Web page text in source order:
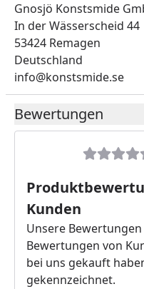
Gnosjö Konstsmide
In der Wässerscheid 44
53424 Remagen
Deutschland
info@konstsmide.se
Bewertungen
Kunden
Unsere
Bewertungen von
bei uns gekauft
gekennzeichnet.